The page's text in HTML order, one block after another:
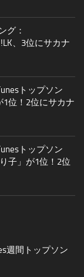
グ：
、3位にサカナ
トップソン
1位！2位にサカナ
トップソン
子」が1位！2位
週間トップソン